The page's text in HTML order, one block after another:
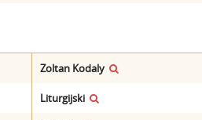
Zoltan Kodaly
Liturgijski